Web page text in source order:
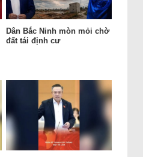
Dân Bắc Ninh mòn mỏi chờ
đất tái định cư